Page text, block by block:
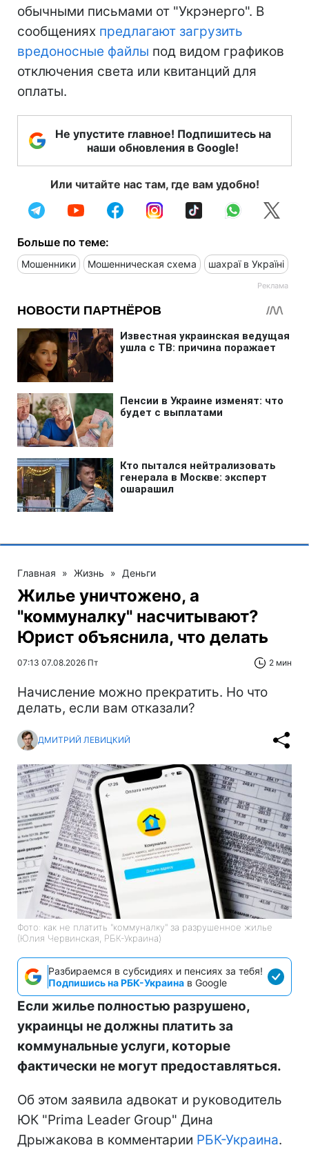
обычными письмами от "Укрэнерго". В
сообщениях предлагают загрузить
вредоносные файлы под видом графиков
отключения света или квитанций для
оплаты.
Не упустите главное! Подпишитесь на
наши обновления в Google!
Или читайте нас там, где вам удобно!
Больше по теме:
Мошенники Мошенническая схема шахраї в Україні
Главная » Жизнь » Деньги
Жилье уничтожено, а
"коммуналку" насчитывают?
Юрист объяснила, что делать
07:13 07.08.2026 Пт 2 мин
Начисление можно прекратить. Но что
делать, если вам отказали?
ДМИТРИЙ ЛЕВИЦКИЙ
Фото: как не платить "коммуналку" за разрушенное жилье
(Юлия Червинская, РБК-Украина)
Разбираемся в субсидиях и пенсиях за тебя!
Подпишись на РБК-Украина в Google
Если жилье полностью разрушено,
украинцы не должны платить за
коммунальные услуги, которые
фактически не могут предоставляться.
Об этом заявила адвокат и руководитель
ЮК "Prima Leader Group" Дина
Дрыжакова в комментарии РБК-Украина.